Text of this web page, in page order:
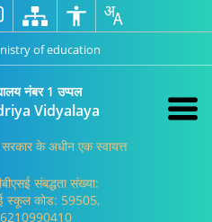
of education
नंबर 1 उप्पल
Vidyalaya
सरकार के अधीन एक स्वायत्त
संबद्धता संख्या:
स्कूल कोड: 59505,